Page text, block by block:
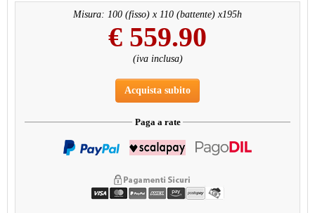
Misura: 100 (fisso) x 110 (battente) x195h
€ 559.90
(iva inclusa)
Acquista subito
Paga a rate